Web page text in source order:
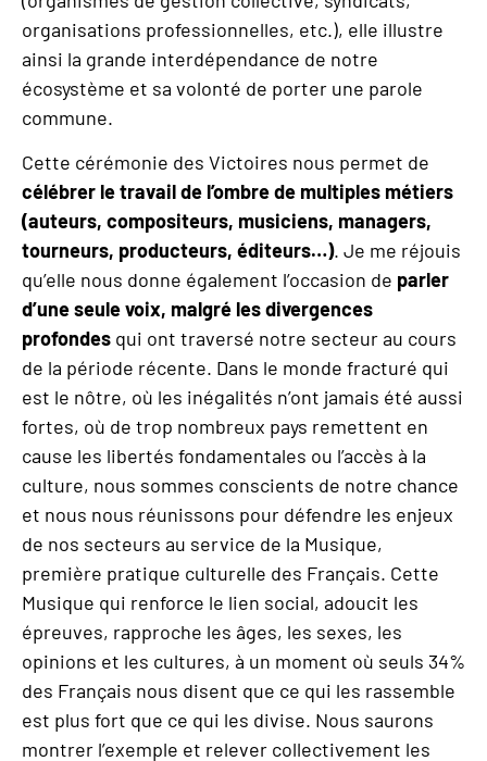
organisations professionnelles, etc.), elle illustre
ainsi la grande interdépendance de notre
écosystème et sa volonté de porter une parole
commune.
Cette cérémonie des Victoires nous permet de
célébrer le travail de l’ombre de multiples métiers
(auteurs, compositeurs, musiciens, managers,
tourneurs, producteurs, éditeurs…). Je me réjouis
qu’elle nous donne également l’occasion de parler
d’une seule voix, malgré les divergences
profondes qui ont traversé notre secteur au cours
de la période récente. Dans le monde fracturé qui
est le nôtre, où les inégalités n’ont jamais été aussi
fortes, où de trop nombreux pays remettent en
cause les libertés fondamentales ou l’accès à la
culture, nous sommes conscients de notre chance
et nous nous réunissons pour défendre les enjeux
de nos secteurs au service de la Musique,
première pratique culturelle des Français. Cette
Musique qui renforce le lien social, adoucit les
épreuves, rapproche les âges, les sexes, les
opinions et les cultures, à un moment où seuls 34%
des Français nous disent que ce qui les rassemble
est plus fort que ce qui les divise. Nous saurons
montrer l’exemple et relever collectivement les